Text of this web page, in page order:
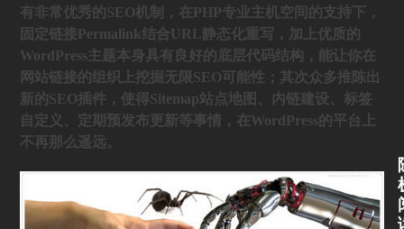
有非常优秀的SEO机制，在PHP专业主机空间的支持下，
固定链接Permalink结合URL静态化重写，加上优质的
WordPress主题本身具有良好的底层代码结构，能让你在
网站链接的组织上挖掘无限SEO可能性；其次众多推陈出
新的SEO插件，使得Sitemap站点地图、内链建设、标签
自定义、定期预发布更新等事情，在WordPress的平台上
不再那么遥远。